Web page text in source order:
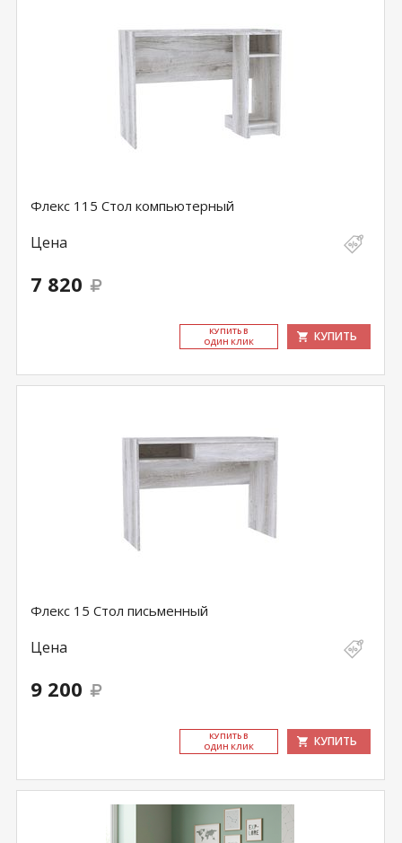
Флекс 115 Стол компьютерный
Цена
7 820
КУ­ПИТЬ В
ОДИН КЛИК
КУПИТЬ
Флекс 15 Стол письменный
Цена
9 200
КУ­ПИТЬ В
ОДИН КЛИК
КУПИТЬ